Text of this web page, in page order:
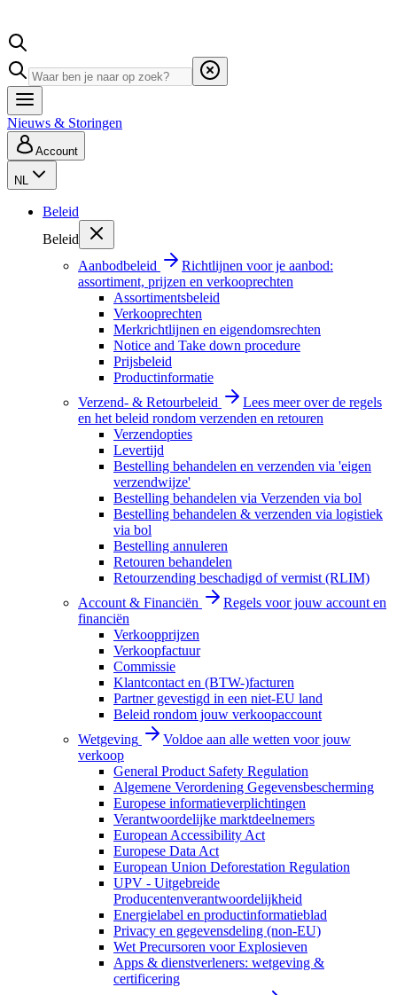
Nieuws & Storingen
Account
NL
Beleid
Beleid
Aanbodbeleid
Richtlijnen voor je aanbod:
assortiment, prijzen en verkooprechten
Assortimentsbeleid
Verkooprechten
Merkrichtlijnen en eigendomsrechten
Notice and Take down procedure
Prijsbeleid
Productinformatie
Verzend- & Retourbeleid
Lees meer over de regels
en het beleid rondom verzenden en retouren
Verzendopties
Levertijd
Bestelling behandelen en verzenden via 'eigen
verzendwijze'
Bestelling behandelen via Verzenden via bol
Bestelling behandelen & verzenden via logistiek
via bol
Bestelling annuleren
Retouren behandelen
Retourzending beschadigd of vermist (RLIM)
Account & Financiën
Regels voor jouw account en
financiën
Verkoopprijzen
Verkoopfactuur
Commissie
Klantcontact en (BTW-)facturen
Partner gevestigd in een niet-EU land
Beleid rondom jouw verkoopaccount
Wetgeving
Voldoe aan alle wetten voor jouw
verkoop
General Product Safety Regulation
Algemene Verordening Gegevensbescherming
Europese informatieverplichtingen
Verantwoordelijke marktdeelnemers
European Accessibility Act
Europese Data Act
European Union Deforestation Regulation
UPV - Uitgebreide
Producentenverantwoordelijkheid
Energielabel en productinformatieblad
Privacy en gegevensdeling (non-EU)
Wet Precursoren voor Explosieven
Apps & dienstverleners: wetgeving &
certificering